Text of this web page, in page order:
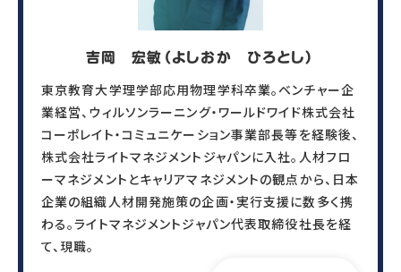
吉岡 宏敏（よしおか ひろとし）
東京教育大学理学部応用物理学科卒業。ベンチャー企
業経営、ウィルソンラーニング・ワールドワイド株式会社
コーポレイト・コミュニケーション事業部長等を経験後、
株式会社ライトマネジメントジャパンに入社。人材フロ
ーマネジメントとキャリアマネジメントの観点から、日本
企業の組織人材開発施策の企画・実行支援に数多く携
わる。ライトマネジメントジャパン代表取締役社長を経
て、現職。